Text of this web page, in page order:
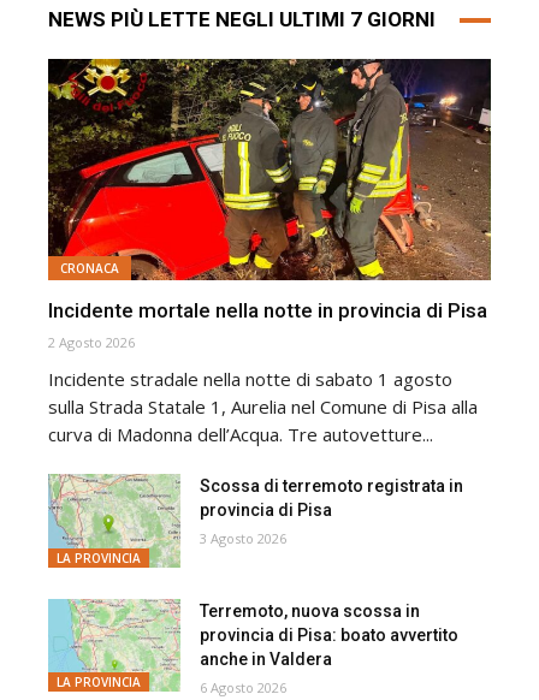
NEWS PIÙ LETTE NEGLI ULTIMI 7 GIORNI
CRONACA
Incidente mortale nella notte in provincia di Pisa
2 Agosto 2026
Incidente stradale nella notte di sabato 1 agosto
sulla Strada Statale 1, Aurelia nel Comune di Pisa alla
curva di Madonna dell’Acqua. Tre autovetture...
LA PROVINCIA
Scossa di terremoto registrata in
provincia di Pisa
3 Agosto 2026
LA PROVINCIA
Terremoto, nuova scossa in
provincia di Pisa: boato avvertito
anche in Valdera
6 Agosto 2026